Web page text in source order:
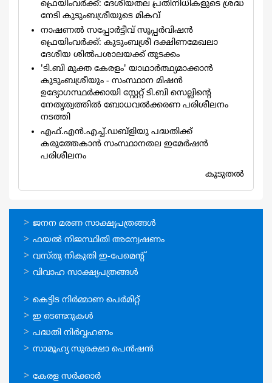
ഫ്രെയിംവർക്ക്: ദേശീയതല പ്രതിനിധികളുടെ ശ്രദ്ധ
നേടി കുടുംബശ്രീയുടെ മികവ്
നാഷണല്‍ സപ്പോര്‍ട്ടീവ് സൂപ്പര്‍വിഷന്‍
ഫ്രെയിംവര്‍ക്ക്: കുടുംബശ്രീ ദക്ഷിണമേഖലാ
ദേശീയ ശില്‍പശാലയക്ക് തുടക്കം
'ടി.ബി മുക്ത കേരളം' യാഥാര്‍ത്ഥ്യമാക്കാന്‍
കുടുംബശ്രീയും - സംസ്ഥാന മിഷന്‍
ഉദ്യോഗസ്ഥര്‍ക്കായി സ്റ്റേറ്റ് ടി.ബി സെല്ലിന്‍റെ
നേതൃത്വത്തില്‍ ബോധവല്‍ക്കരണ പരിശീലനം
നടത്തി
എഫ്.എന്‍.എച്ച്.ഡബ്ളിയു പദ്ധതിക്ക്
കരുത്തേകാന്‍ സംസ്ഥാനതല ഇമേര്‍ഷന്‍
പരിശീലനം
കൂടുതല്‍
ഓണ്‍ലൈന്‍
സേവനങ്ങള്‍
ജനന മരണ സാക്ഷ്യപത്രങ്ങള്‍
ഫയല്‍ നിജസ്ഥിതി അന്വേഷണം
വസ്തു നികുതി ഇ-പേമെന്റ്
വിവാഹ സാക്ഷ്യപത്രങ്ങള്‍
ഓണ്‍ലൈന്‍
സേവനങ്ങള്‍
കെട്ടിട നിര്‍മ്മാണ പെര്‍മിറ്റ്‌
ഇ ടെണ്ടറുകള്‍
പദ്ധതി നിര്‍വ്വഹണം
സാമൂഹ്യ സുരക്ഷാ പെന്‍ഷന്‍
ഉപയോഗപ്രദമായ
കേരള സര്‍ക്കാര്‍